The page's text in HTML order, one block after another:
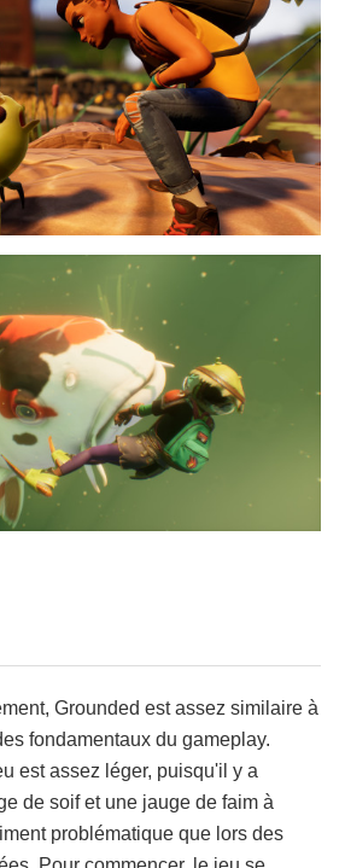
Grounded est assez similaire à
fondamentaux du gameplay.
est assez léger, puisqu'il y a
de soif et une jauge de faim à
problématique que lors des